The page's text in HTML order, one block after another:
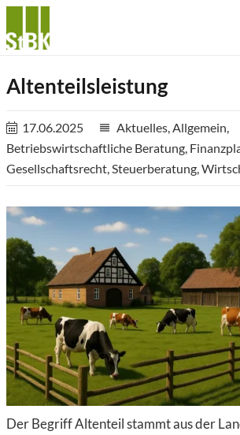
Altenteilsleistung
17.06.2025 reorder Aktuelles,Allgemein,
Betriebswirtschaftliche Beratung,
Gesellschaftsrecht,Steuerberatung,
Der Begriff Altenteil stammt aus der